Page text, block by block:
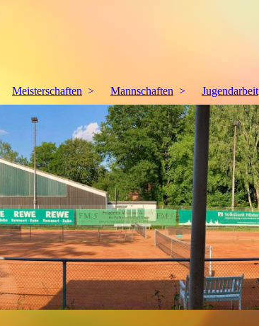
Meisterschaften Mannschaften Jugendarbeit